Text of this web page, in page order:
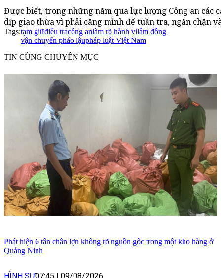
Được biết, trong những năm qua lực lượng Công an các
dịp giao thừa vì phải căng mình để tuần tra, ngăn chặn
Tags:tạm giữđiều tracông anlàm rõ hành vilâm đồng
vận chuyển pháo lậupháp luật Việt Nam
TIN CÙNG CHUYÊN MỤC
Phát hiện 6 tấn chân lợn không rõ nguồn gốc trong một kho hàng ở
Quảng Ninh
HÌNH SỰ07:45 | 09/08/2026